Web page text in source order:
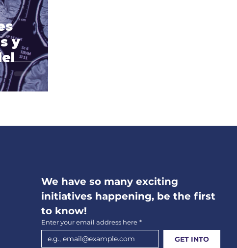
y
We have so many exciting
initiatives happening, be the first
to know!
Enter your email address here *
GET INTO